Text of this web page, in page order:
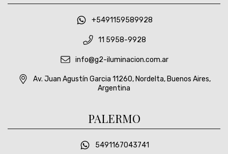
+5491159589928
11 5958-9928
info@g2-iluminacion.com.ar
Av. Juan Agustín Garcia 11260, Nordelta, Buenos Aires,
Argentina
PALERMO
5491167043741